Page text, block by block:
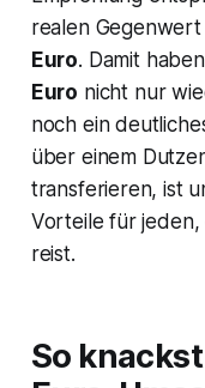
realen
Euro. Damit
Euro nicht nur
noch ein
über einem
transferieren, ist
Vorteile für
reist.
So